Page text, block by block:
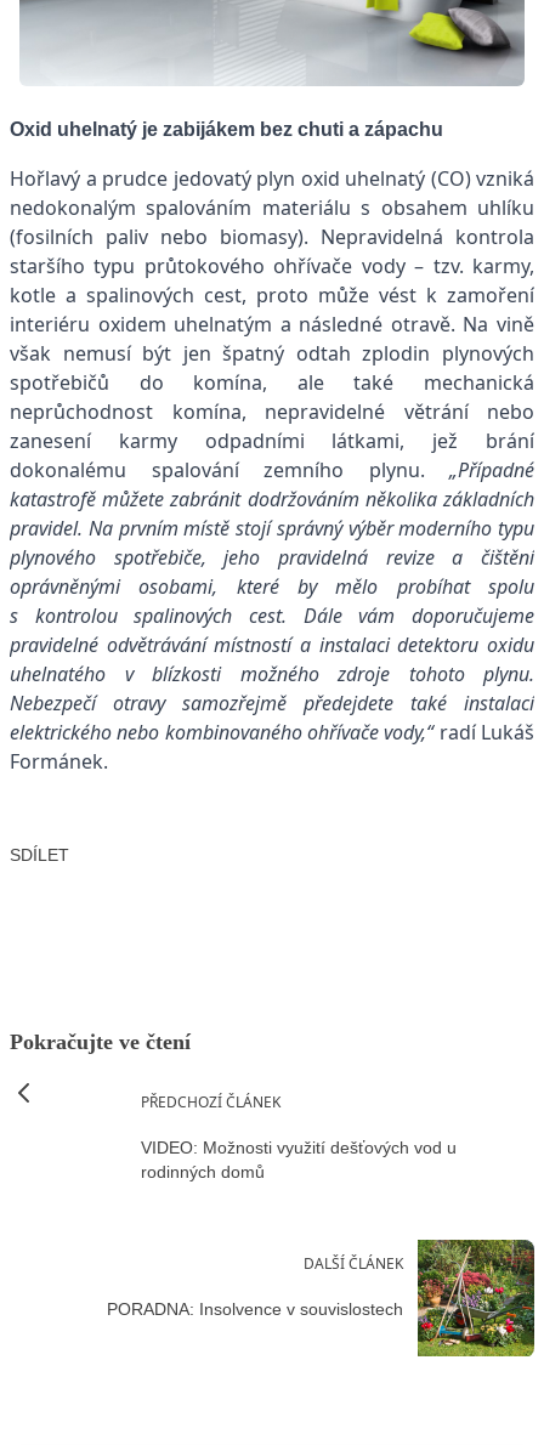
Oxid uhelnatý je zabijákem bez chuti a zápachu
Hořlavý a prudce jedovatý plyn oxid uhelnatý (CO) vzniká
nedokonalým spalováním materiálu s obsahem uhlíku
(fosilních paliv nebo biomasy). Nepravidelná kontrola
staršího typu průtokového ohřívače vody – tzv. karmy,
kotle a spalinových cest, proto může vést k zamoření
interiéru oxidem uhelnatým a následné otravě. Na vině
však nemusí být jen špatný odtah zplodin plynových
spotřebičů do komína, ale také mechanická
neprůchodnost komína, nepravidelné větrání nebo
zanesení karmy odpadními látkami, jež brání
dokonalému spalování zemního plynu. „Případné
katastrofě můžete zabránit dodržováním několika základních
pravidel. Na prvním místě stojí správný výběr moderního typu
plynového spotřebiče, jeho pravidelná revize a čištění
oprávněnými osobami, které by mělo probíhat spolu
s kontrolou spalinových cest. Dále vám doporučujeme
pravidelné odvětrávání místností a instalaci detektoru oxidu
uhelnatého v blízkosti možného zdroje tohoto plynu.
Nebezpečí otravy samozřejmě předejdete také instalací
elektrického nebo kombinovaného ohřívače vody,“ radí Lukáš
Formánek.
SDÍLET
Pokračujte ve čtení
PŘEDCHOZÍ ČLÁNEK
VIDEO: Možnosti využití dešťových vod u
rodinných domů
DALŠÍ ČLÁNEK
PORADNA: Insolvence v souvislostech